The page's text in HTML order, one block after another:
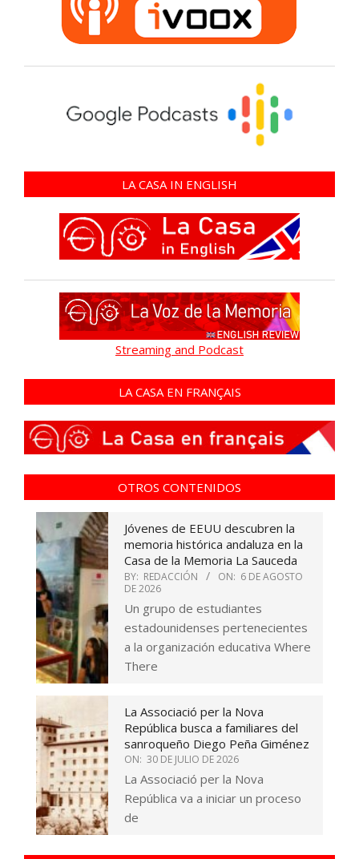
LA CASA IN ENGLISH
Streaming and Podcast
LA CASA EN FRANÇAIS
OTROS CONTENIDOS
Jóvenes de EEUU descubren la
memoria histórica andaluza en la
Casa de la Memoria La Sauceda
BY: REDACCIÓN ON: 6 DE AGOSTO
DE 2026
Un grupo de estudiantes
estadounidenses pertenecientes
a la organización educativa Where
There
La Associació per la Nova
República busca a familiares del
sanroqueño Diego Peña Giménez
ON: 30 DE JULIO DE 2026
La Associació per la Nova
República va a iniciar un proceso
de